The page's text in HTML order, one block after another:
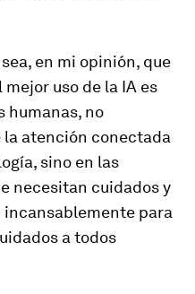
en mi opinión, que
uso de la IA es
humanas, no
atención conectada
sino en las
necesitan cuidados y
para
a todos